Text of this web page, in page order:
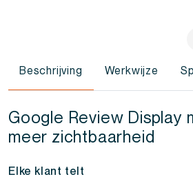
Beschrijving Werkwijze
Google Review Display
meer zichtbaarheid
Elke klant telt